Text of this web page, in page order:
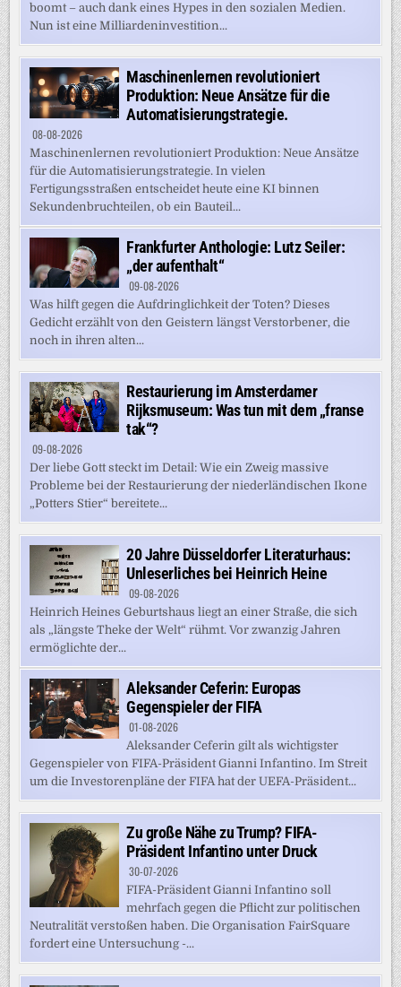
boomt – auch dank eines Hypes in den sozialen Medien.
Nun ist eine Milliardeninvestition...
Maschinenlernen revolutioniert
Produktion: Neue Ansätze für die
Automatisierungstrategie.
08-08-2026
Maschinenlernen revolutioniert Produktion: Neue Ansätze
für die Automatisierungstrategie. In vielen
Fertigungsstraßen entscheidet heute eine KI binnen
Sekundenbruchteilen, ob ein Bauteil...
Frankfurter Anthologie: Lutz Seiler:
„der aufenthalt“
09-08-2026
Was hilft gegen die Aufdringlichkeit der Toten? Dieses
Gedicht erzählt von den Geistern längst Verstorbener, die
noch in ihren alten...
Restaurierung im Amsterdamer
Rijksmuseum: Was tun mit dem „franse
tak“?
09-08-2026
Der liebe Gott steckt im Detail: Wie ein Zweig massive
Probleme bei der Restaurierung der niederländischen Ikone
„Potters Stier“ bereitete...
20 Jahre Düsseldorfer Literaturhaus:
Unleserliches bei Heinrich Heine
09-08-2026
Heinrich Heines Geburtshaus liegt an einer Straße, die sich
als „längste Theke der Welt“ rühmt. Vor zwanzig Jahren
ermöglichte der...
Aleksander Ceferin: Europas
Gegenspieler der FIFA
01-08-2026
Aleksander Ceferin gilt als wichtigster
Gegenspieler von FIFA-Präsident Gianni Infantino. Im Streit
um die Investorenpläne der FIFA hat der UEFA-Präsident...
Zu große Nähe zu Trump? FIFA-
Präsident Infantino unter Druck
30-07-2026
FIFA-Präsident Gianni Infantino soll
mehrfach gegen die Pflicht zur politischen
Neutralität verstoßen haben. Die Organisation FairSquare
fordert eine Untersuchung -...